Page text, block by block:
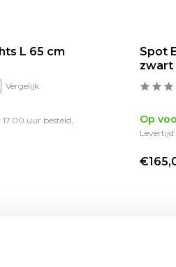
L 65 cm
Vergelijk
uur besteld,
Spot
zwart
Op